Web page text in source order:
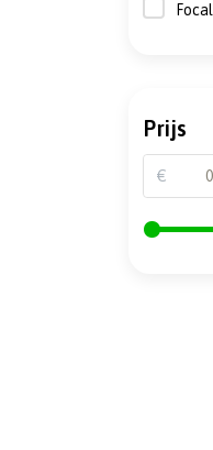
Focal
Prijs
€